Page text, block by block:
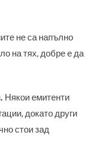
не са напълно
на тях, добре е да
Някои емитенти
докато други
стои зад